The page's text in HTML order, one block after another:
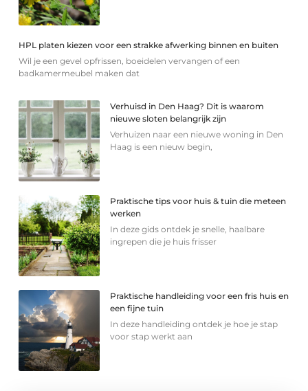
HPL platen kiezen voor een strakke afwerking binnen en buiten
Wil je een gevel opfrissen, boeidelen vervangen of een
badkamermeubel maken dat
Verhuisd in Den Haag? Dit is waarom
nieuwe sloten belangrijk zijn
Verhuizen naar een nieuwe woning in Den
Haag is een nieuw begin,
Praktische tips voor huis & tuin die meteen
werken
In deze gids ontdek je snelle, haalbare
ingrepen die je huis frisser
Praktische handleiding voor een fris huis en
een fijne tuin
In deze handleiding ontdek je hoe je stap
voor stap werkt aan